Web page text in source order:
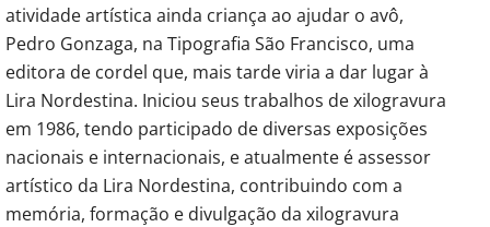
atividade artística ainda criança ao ajudar o avô,
Pedro Gonzaga, na Tipografia São Francisco, uma
editora de cordel que, mais tarde viria a dar lugar à
Lira Nordestina. Iniciou seus trabalhos de xilogravura
em 1986, tendo participado de diversas exposições
nacionais e internacionais, e atualmente é assessor
artístico da Lira Nordestina, contribuindo com a
memória, formação e divulgação da xilogravura